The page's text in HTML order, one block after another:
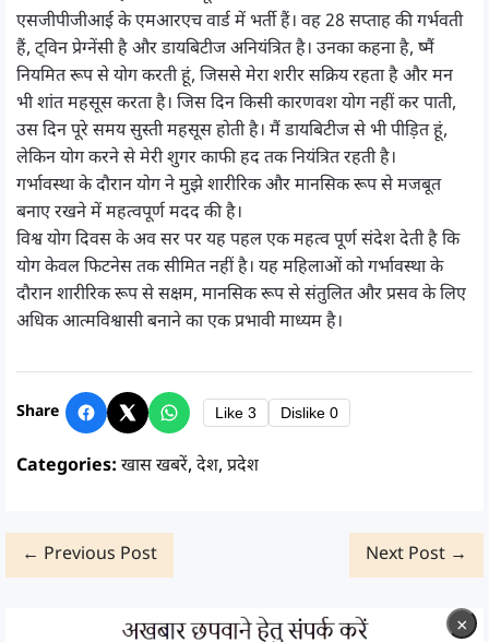
एसजीपीजीआई के एमआरएच वार्ड में भर्ती हैं। वह 28 सप्ताह की गर्भवती
हैं, ट्विन प्रेग्नेंसी है और डायबिटीज अनियंत्रित है। उनका कहना है, ष्मैं
नियमित रूप से योग करती हूं, जिससे मेरा शरीर सक्रिय रहता है और मन
भी शांत महसूस करता है। जिस दिन किसी कारणवश योग नहीं कर पाती,
उस दिन पूरे समय सुस्ती महसूस होती है। मैं डायबिटीज से भी पीड़ित हूं,
लेकिन योग करने से मेरी शुगर काफी हद तक नियंत्रित रहती है।
गर्भावस्था के दौरान योग ने मुझे शारीरिक और मानसिक रूप से मजबूत
बनाए रखने में महत्वपूर्ण मदद की है।
विश्व योग दिवस के अव सर पर यह पहल एक महत्व पूर्ण संदेश देती है कि
योग केवल फिटनेस तक सीमित नहीं है। यह महिलाओं को गर्भावस्था के
दौरान शारीरिक रूप से सक्षम, मानसिक रूप से संतुलित और प्रसव के लिए
अधिक आत्मविश्वासी बनाने का एक प्रभावी माध्यम है।
Share Like 3 Dislike 0
Categories: खास खबरें, देश, प्रदेश
← Previous Post Next Post →
×